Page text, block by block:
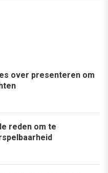
over presenteren om
reden om te